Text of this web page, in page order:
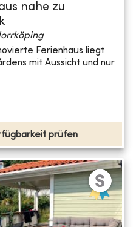
nahe zu
Ferienhaus liegt
mit Aussicht und nur
prüfen